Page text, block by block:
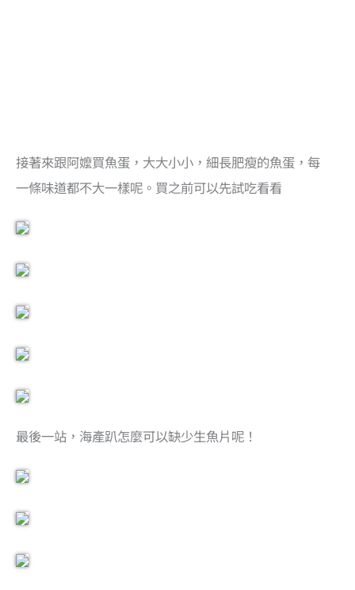
接著來跟阿嬤買魚蛋，大大小小，細長肥瘦的魚蛋，每
一條味道都不大一樣呢。買之前可以先試吃看看
最後一站，海產趴怎麼可以缺少生魚片呢！